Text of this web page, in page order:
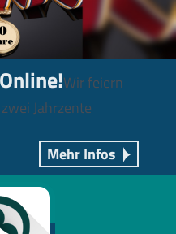
Wir feiern
Jahrzente
Mehr Infos